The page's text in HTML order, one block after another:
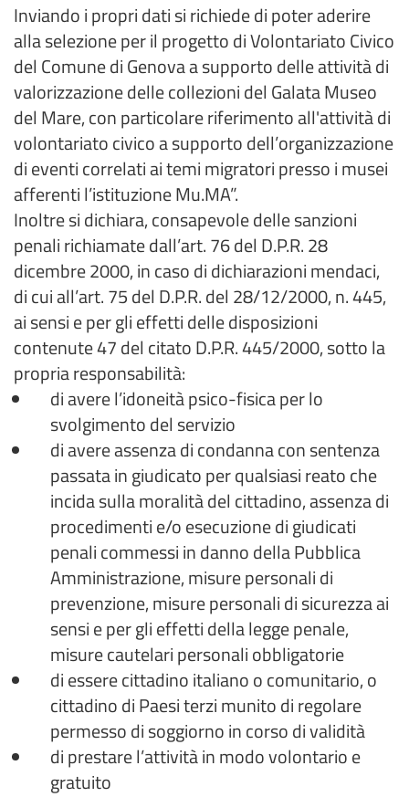
Inviando i propri dati si richiede di poter aderire
alla selezione per il progetto di Volontariato Civico
del Comune di Genova a supporto delle attività di
valorizzazione delle collezioni del Galata Museo
del Mare, con particolare riferimento all'attività di
volontariato civico a supporto dell’organizzazione
di eventi correlati ai temi migratori presso i musei
afferenti l’istituzione Mu.MA”.
Inoltre si dichiara, consapevole delle sanzioni
penali richiamate dall’art. 76 del D.P.R. 28
dicembre 2000, in caso di dichiarazioni mendaci,
di cui all’art. 75 del D.P.R. del 28/12/2000, n. 445,
ai sensi e per gli effetti delle disposizioni
contenute 47 del citato D.P.R. 445/2000, sotto la
propria responsabilità:
di avere l’idoneità psico-fisica per lo
svolgimento del servizio
di avere assenza di condanna con sentenza
passata in giudicato per qualsiasi reato che
incida sulla moralità del cittadino, assenza di
procedimenti e/o esecuzione di giudicati
penali commessi in danno della Pubblica
Amministrazione, misure personali di
prevenzione, misure personali di sicurezza ai
sensi e per gli effetti della legge penale,
misure cautelari personali obbligatorie
di essere cittadino italiano o comunitario, o
cittadino di Paesi terzi munito di regolare
permesso di soggiorno in corso di validità
di prestare l’attività in modo volontario e
gratuito